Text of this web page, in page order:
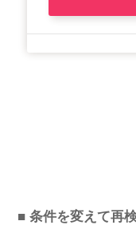
■ 条件を変えて再